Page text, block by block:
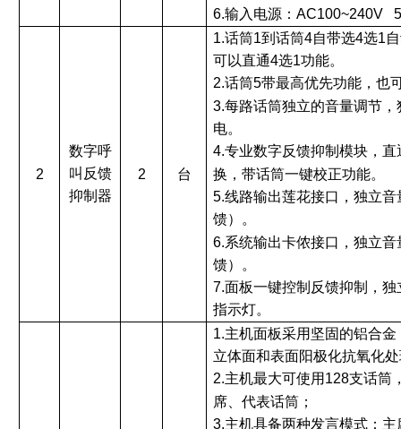
6.输入电源：AC100~240V
2
数字呼
叫反馈
抑制器
2 台
1.话筒1到话筒4自带选4选1
可以直通4选1功能。
2.话筒5带最高优先功能，也
3.每路话筒独立的音量调节
电。
4.专业数字反馈抑制模块，
换，带话筒一键校正功能。
5.线路输出莲花接口，独立
馈）。
6.系统输出卡侬接口，独立
馈）。
7.面板一键控制反馈抑制，
指示灯。
1.主机面板采用坚固的铝合
立体面和表面阳极化抗氧化
2.主机最大可使用128支话筒
席、代表话筒；
3.主机具备两种发言模式：